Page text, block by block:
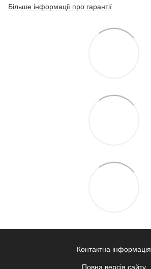
Більше інформації про гарантії
Контактна інформація
Повна версія сайту